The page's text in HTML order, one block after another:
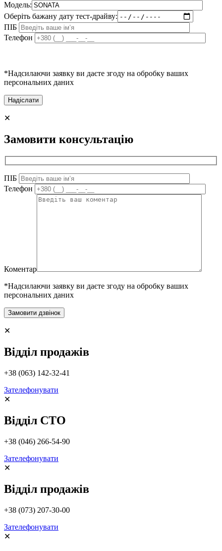
Модель:
Оберіть бажану дату тест-драйву:
ПІБ
Телефон
*Надсилаючи заявку ви даєте згоду на обробку ваших
персональних даних
Alternative:
✕
Замовити консультацію
ПІБ
Телефон
Коментар
*Надсилаючи заявку ви даєте згоду на обробку ваших
персональних даних
Alternative:
✕
Відділ продажів
+38 (063) 142-32-41
Зателефонувати
✕
Відділ СТО
+38 (046) 266-54-90
Зателефонувати
✕
Відділ продажів
+38 (073) 207-30-00
Зателефонувати
✕